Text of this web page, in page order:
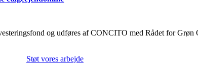
og udføres af CONCITO med Rådet for
Støt vores arbejde